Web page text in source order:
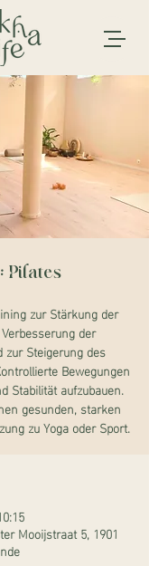
Pilates
zur Stärkung der
der
Steigerung des
Bewegungen
Stabilität aufzubauen.
gesunden, starken
zu Yoga oder Sport.
Mooijstraat 5, 1901